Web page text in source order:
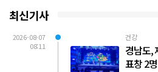
최신기사
2026-08-07
08:11
건강
경남도,
표창 2